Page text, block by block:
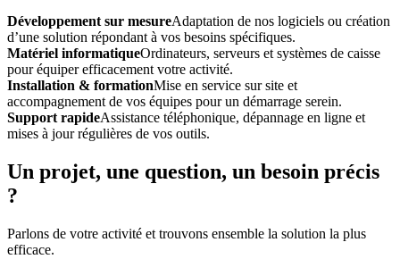
Développement sur mesureAdaptation de nos logiciels ou création
d’une solution répondant à vos besoins spécifiques.
Matériel informatiqueOrdinateurs, serveurs et systèmes de caisse
pour équiper efficacement votre activité.
Installation & formationMise en service sur site et
accompagnement de vos équipes pour un démarrage serein.
Support rapideAssistance téléphonique, dépannage en ligne et
mises à jour régulières de vos outils.
Un projet, une question, un besoin précis
?
Parlons de votre activité et trouvons ensemble la solution la plus
efficace.